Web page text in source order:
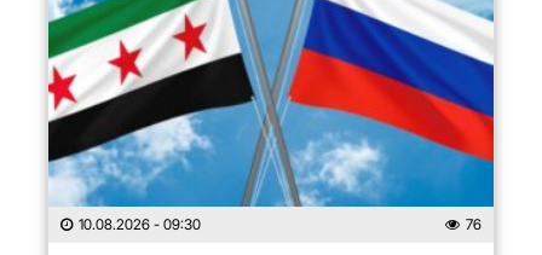
10.08.2026 - 09:30 76